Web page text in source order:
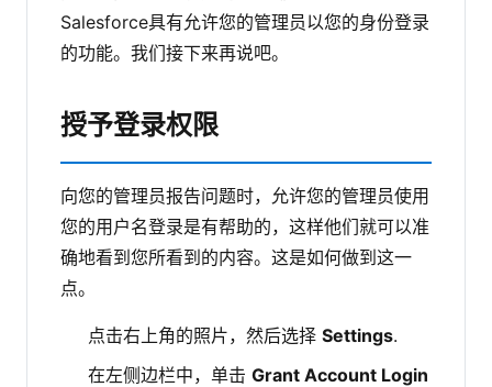
Salesforce具有允许您的管理员以您的身份登录
的功能。我们接下来再说吧。
授予登录权限
向您的管理员报告问题时，允许您的管理员使用
您的用户名登录是有帮助的，这样他们就可以准
确地看到您所看到的内容。这是如何做到这一
点。
点击右上角的照片，然后选择 Settings.
在左侧边栏中，单击 Grant Account Login